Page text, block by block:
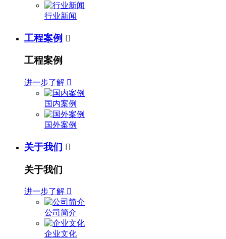
行业新闻
工程案例 
工程案例
进一步了解 
国内案例
国外案例
关于我们 
关于我们
进一步了解 
公司简介
企业文化